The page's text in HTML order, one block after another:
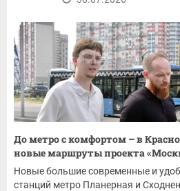
До метро с комфортом – в
новые маршруты проекта
Новые большие современные и
станций метро Планерная и